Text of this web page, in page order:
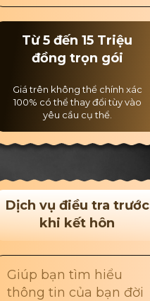
Từ 5 đến 15 Triệu
đồng trọn gói
Giá trên không thể chính xác
100% có thể thay đổi tùy vào
yêu cầu cụ thể.
Dịch vụ điều tra trước
khi kết hôn
Giúp bạn tìm hiểu
thông tin của bạn đời